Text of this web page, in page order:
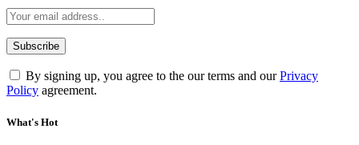
By signing up, you agree to the our terms and ourPrivacy
Policy agreement.
What's Hot